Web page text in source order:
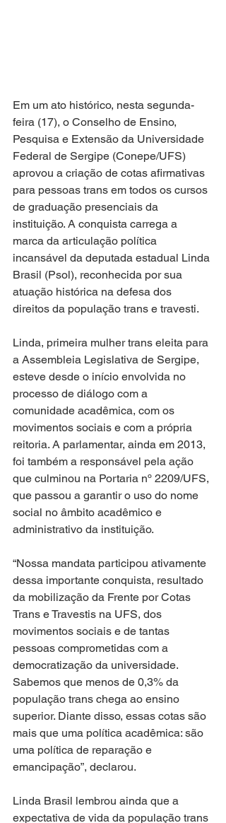
Em um ato histórico, nesta segunda-
feira (17), o Conselho de Ensino,
Pesquisa e Extensão da Universidade
Federal de Sergipe (Conepe/UFS)
aprovou a criação de cotas afirmativas
para pessoas trans em todos os cursos
de graduação presenciais da
instituição. A conquista carrega a
marca da articulação política
incansável da deputada estadual Linda
Brasil (Psol), reconhecida por sua
atuação histórica na defesa dos
direitos da população trans e travesti.
Linda, primeira mulher trans eleita para
a Assembleia Legislativa de Sergipe,
esteve desde o início envolvida no
processo de diálogo com a
comunidade acadêmica, com os
movimentos sociais e com a própria
reitoria. A parlamentar, ainda em 2013,
foi também a responsável pela ação
que culminou na Portaria nº 2209/UFS,
que passou a garantir o uso do nome
social no âmbito acadêmico e
administrativo da instituição.
“Nossa mandata participou ativamente
dessa importante conquista, resultado
da mobilização da Frente por Cotas
Trans e Travestis na UFS, dos
movimentos sociais e de tantas
pessoas comprometidas com a
democratização da universidade.
Sabemos que menos de 0,3% da
população trans chega ao ensino
superior. Diante disso, essas cotas são
mais que uma política acadêmica: são
uma política de reparação e
emancipação”, declarou.
Linda Brasil lembrou ainda que a
expectativa de vida da população trans